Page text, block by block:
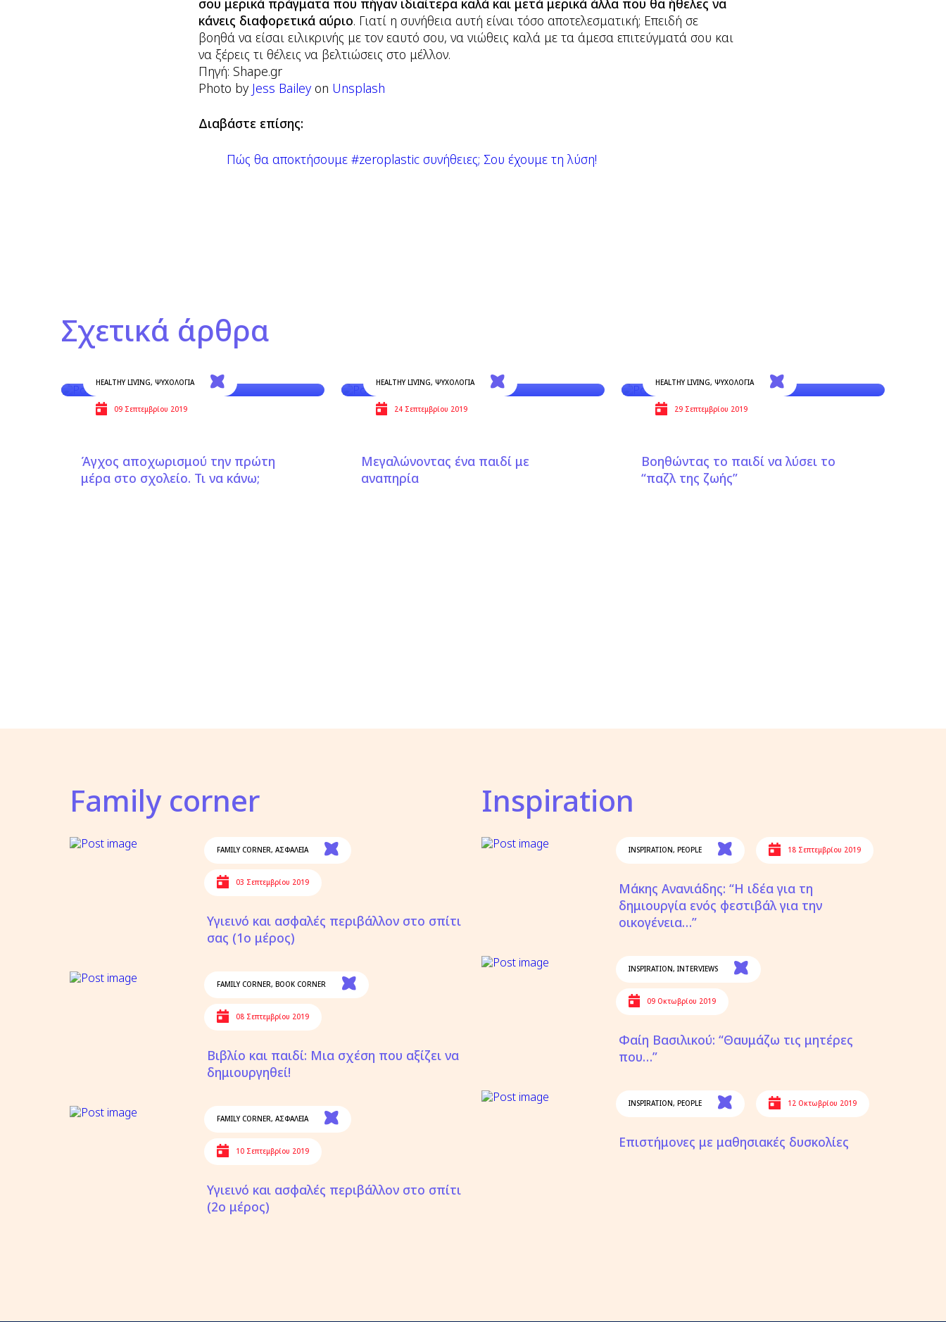
σου μερικά πράγματα που πήγαν ιδιαίτερα καλά και μετά μερικά άλλα που θα ήθελες να
κάνεις διαφορετικά αύριο. Γιατί η συνήθεια αυτή είναι τόσο αποτελεσματική; Επειδή σε
βοηθά να είσαι ειλικρινής με τον εαυτό σου, να νιώθεις καλά με τα άμεσα επιτεύγματά σου και
να ξέρεις τι θέλεις να βελτιώσεις στο μέλλον.
Πηγή: Shape.gr
Photo by Jess Bailey on Unsplash
Διαβάστε επίσης:
Πώς θα αποκτήσουμε #zeroplastic συνήθειες; Σου έχουμε τη λύση!
Σχετικά άρθρα
HEALTHY LIVING, ΨΥΧΟΛΟΓΙΑ
09 Σεπτεμβρίου 2019
Άγχος αποχωρισμού την πρώτη
μέρα στο σχολείο. Τι να κάνω;
HEALTHY LIVING, ΨΥΧΟΛΟΓΙΑ
24 Σεπτεμβρίου 2019
Μεγαλώνοντας ένα παιδί με
αναπηρία
HEALTHY LIVING,ΨΥΧΟΛΟΓΙΑ
29 Σεπτεμβρίου 2019
Βοηθώντας το παιδί να λύσει το
“παζλ της ζωής”
Family corner
FAMILY CORNER,ΑΣΦΑΛΕΙΑ
03 Σεπτεμβρίου 2019
Υγιεινό και ασφαλές περιβάλλον στο σπίτι
σας (1ο μέρος)
FAMILY CORNER, BOOK CORNER
08 Σεπτεμβρίου 2019
Βιβλίο και παιδί: Μια σχέση που αξίζει να
δημιουργηθεί!
FAMILY CORNER,ΑΣΦΑΛΕΙΑ
10 Σεπτεμβρίου 2019
Υγιεινό και ασφαλές περιβάλλον στο σπίτι
(2ο μέρος)
Inspiration
INSPIRATION, PEOPLE 18 Σεπτεμβρίου 2019
Μάκης Ανανιάδης: “Η ιδέα για τη
δημιουργία ενός φεστιβάλ για την
οικογένεια…”
INSPIRATION, INTERVIEWS
09 Οκτωβρίου 2019
Φαίη Βασιλικού: “Θαυμάζω τις μητέρες
που…”
INSPIRATION, PEOPLE 12 Οκτωβρίου 2019
Επιστήμονες με μαθησιακές δυσκολίες